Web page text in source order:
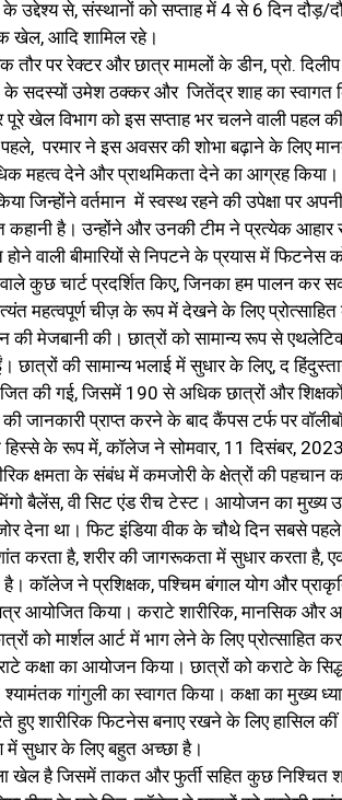
उद्देश्य से, संस्थानों को सप्ताह में 4 से 6 दिन दौड़/
खेल, आदि शामिल रहे।
तौर पर रेक्टर और छात्र मामलों के डीन, प्रो.
के सदस्यों उमेश ठक्कर और जितेंद्र शाह का
पूरे खेल विभाग को इस सप्ताह भर चलने वाली पहल
परमार ने इस अवसर की शोभा बढ़ाने के लिए
महत्व देने और प्राथमिकता देने का आग्रह किया।
जिन्होंने वर्तमान में स्वस्थ रहने की उपेक्षा पर
कहानी है। उन्होंने और उनकी टीम ने प्रत्येक
वाली बीमारियों से निपटने के प्रयास में
कुछ चार्ट प्रदर्शित किए, जिनका हम पालन कर
महत्वपूर्ण चीज़ के रूप में देखने के लिए
की मेजबानी की। छात्रों को सामान्य रूप से
छात्रों की सामान्य भलाई में सुधार के लिए, द
की गई, जिसमें 190 से अधिक छात्रों और
जानकारी प्राप्त करने के बाद कैंपस टर्फ पर
हिस्से के रूप में, कॉलेज ने सोमवार, 11 दिसंबर,
क्षमता के संबंध में कमजोरी के क्षेत्रों की
बैलेंस, वी सिट एंड रीच टेस्ट। आयोजन का मुख्य
देना था। फिट इंडिया वीक के चौथे दिन सबसे पहले
करता है, शरीर की जागरूकता में सुधार करता है,
है। कॉलेज ने प्रशिक्षक, पश्चिम बंगाल योग और
आयोजित किया। कराटे शारीरिक, मानसिक और
को मार्शल आर्ट में भाग लेने के लिए प्रोत्साहित
कक्षा का आयोजन किया। छात्रों को कराटे के
गांगुली का स्वागत किया। कक्षा का मुख्य
हुए शारीरिक फिटनेस बनाए रखने के लिए हासिल
में सुधार के लिए बहुत अच्छा है।
खेल है जिसमें ताकत और फुर्ती सहित कुछ निश्चित